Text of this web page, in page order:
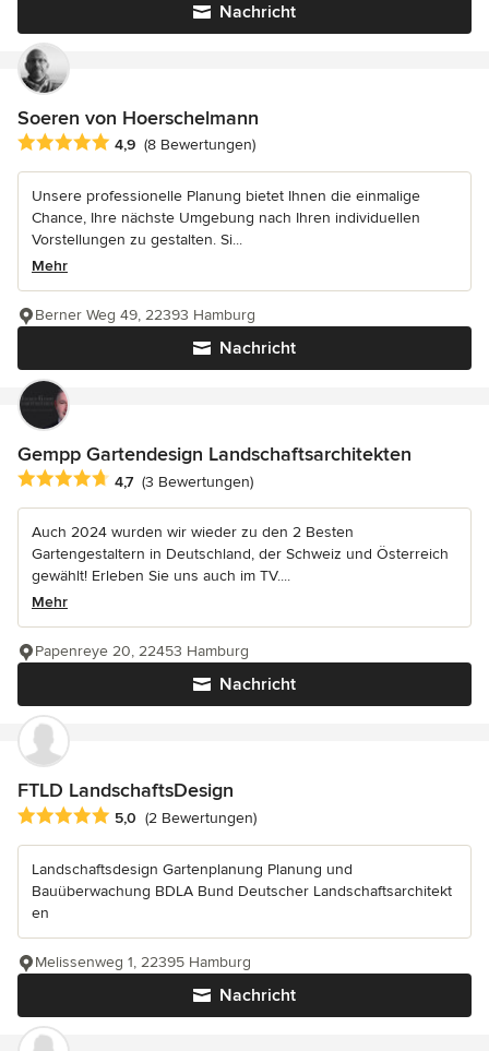
Nachricht
Soeren von Hoerschelmann
Durchschnittliche Bewertung: 4.9 von 5 Sternen
4,9 (8 Bewertungen)
Unsere professionelle Planung bietet Ihnen die einmalige
Chance, Ihre nächste Umgebung nach Ihren individuellen
Vorstellungen zu gestalten. Si...
Mehr
Nachricht
Berner Weg 49, 22393 Hamburg
Gempp Gartendesign Landschaftsarchitekten
Durchschnittliche Bewertung: 4.7 von 5 Sternen
4,7 (3 Bewertungen)
Auch 2024 wurden wir wieder zu den 2 Besten
Gartengestaltern in Deutschland, der Schweiz und Österreich
gewählt! Erleben Sie uns auch im TV....
Mehr
Nachricht
Papenreye 20, 22453 Hamburg
FTLD LandschaftsDesign
Durchschnittliche Bewertung: 5 von 5 Sternen
5,0 (2 Bewertungen)
Landschaftsdesign Gartenplanung Planung und
Bauüberwachung BDLA Bund Deutscher Landschaftsarchitekt
en
Nachricht
Melissenweg 1, 22395 Hamburg